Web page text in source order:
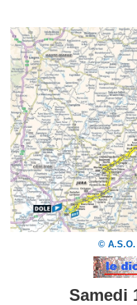
© A.S.O.
Samedi